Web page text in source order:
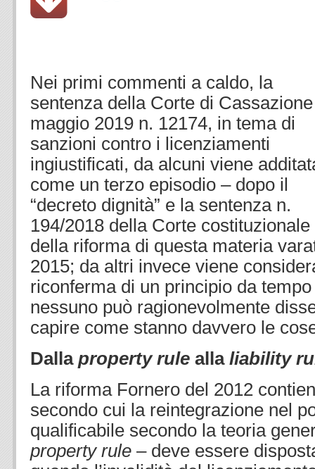
Nei primi commenti a caldo, la
sentenza della Corte di
maggio 2019 n. 12174, in tema di
sanzioni contro i licenziamenti
ingiustificati, da alcuni viene
come un terzo episodio – dopo il
“decreto dignità” e la sentenza n.
194/2018 della Corte
della riforma di questa materia
2015; da altri invece viene
riconferma di un principio da
nessuno può ragionevolmente
capire come stanno davvero le
Dalla property rule alla liability
La riforma Fornero del 2012
secondo cui la reintegrazione nel
qualificabile secondo la teoria
property rule – deve essere